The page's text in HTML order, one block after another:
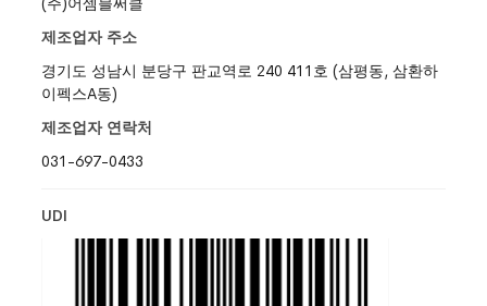
제조업자 주소
경기도 성남시 분당구 판교역로 240 411호 (삼평동, 삼환하
이펙스A동)
제조업자 연락처
031-697-0433
UDI